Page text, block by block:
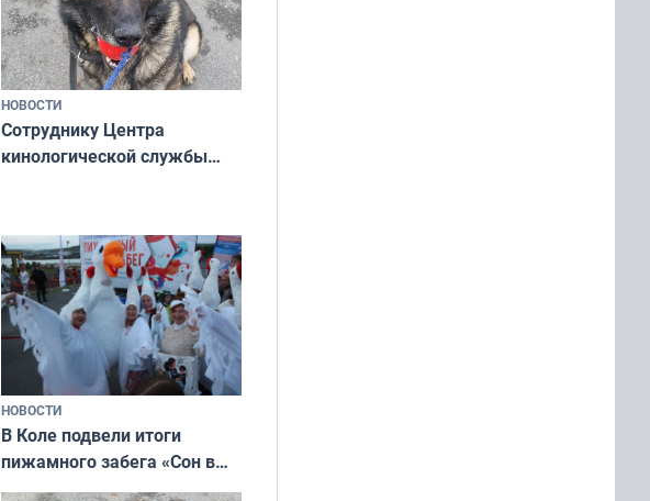
НОВОСТИ
Сотруднику Центра
кинологической службы
НОВОСТИ
В Коле подвели итоги
пижамного забега «Сон в
Олимпийскую ночь»